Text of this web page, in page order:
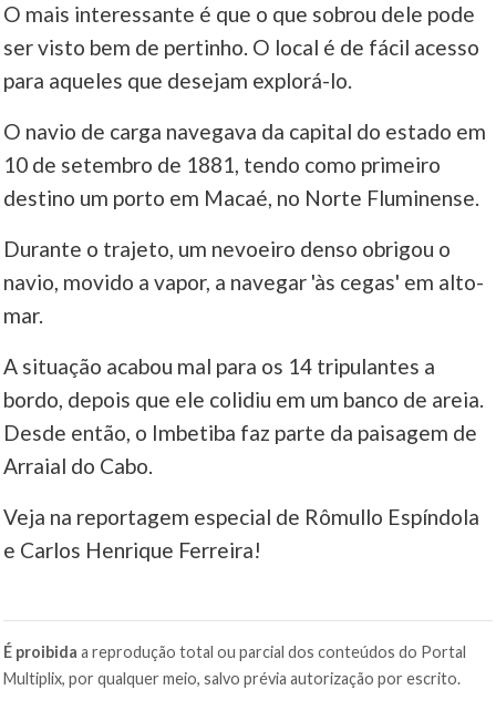
O mais interessante é que o que sobrou dele pode
ser visto bem de pertinho. O local é de fácil acesso
para aqueles que desejam explorá-lo.
O navio de carga navegava da capital do estado em
10 de setembro de 1881, tendo como primeiro
destino um porto em Macaé, no Norte Fluminense.
Durante o trajeto, um nevoeiro denso obrigou o
navio, movido a vapor, a navegar 'às cegas' em alto-
mar.
A situação acabou mal para os 14 tripulantes a
bordo, depois que ele colidiu em um banco de areia.
Desde então, o Imbetiba faz parte da paisagem de
Arraial do Cabo.
Veja na reportagem especial de Rômullo Espíndola
e Carlos Henrique Ferreira!
É proibida a reprodução total ou parcial dos conteúdos do Portal
Multiplix, por qualquer meio, salvo prévia autorização por escrito.